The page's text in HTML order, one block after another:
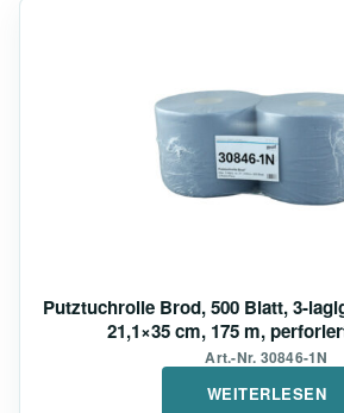
Putztuchrolle Brod, 500 Blatt, 3-
21,1×35 cm, 175 m,
Art.-Nr. 30846-1N
WEITERLESEN